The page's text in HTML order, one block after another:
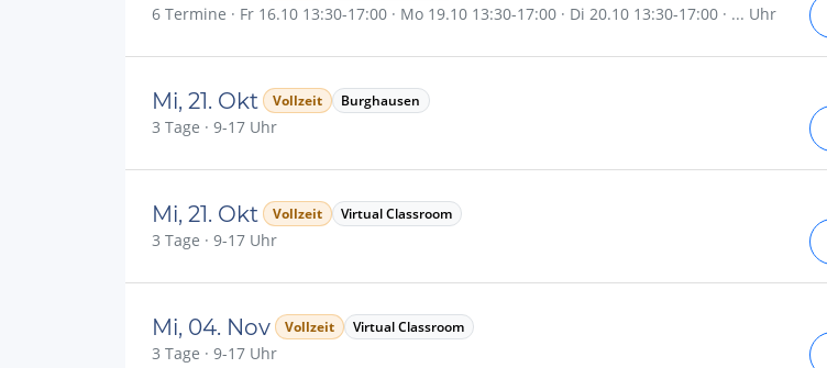
6 Termine · Fr 16.10 13:30-17:00 · Mo 19.10 13:30-17:00 · Di 20.10 13:30-17:00 · ... Uhr
Mi, 21. Okt Vollzeit Burghausen
3 Tage · 9-17 Uhr
Mi, 21. Okt Vollzeit Virtual Classroom
3 Tage · 9-17 Uhr
Mi, 04. Nov Vollzeit Virtual Classroom
3 Tage · 9-17 Uhr